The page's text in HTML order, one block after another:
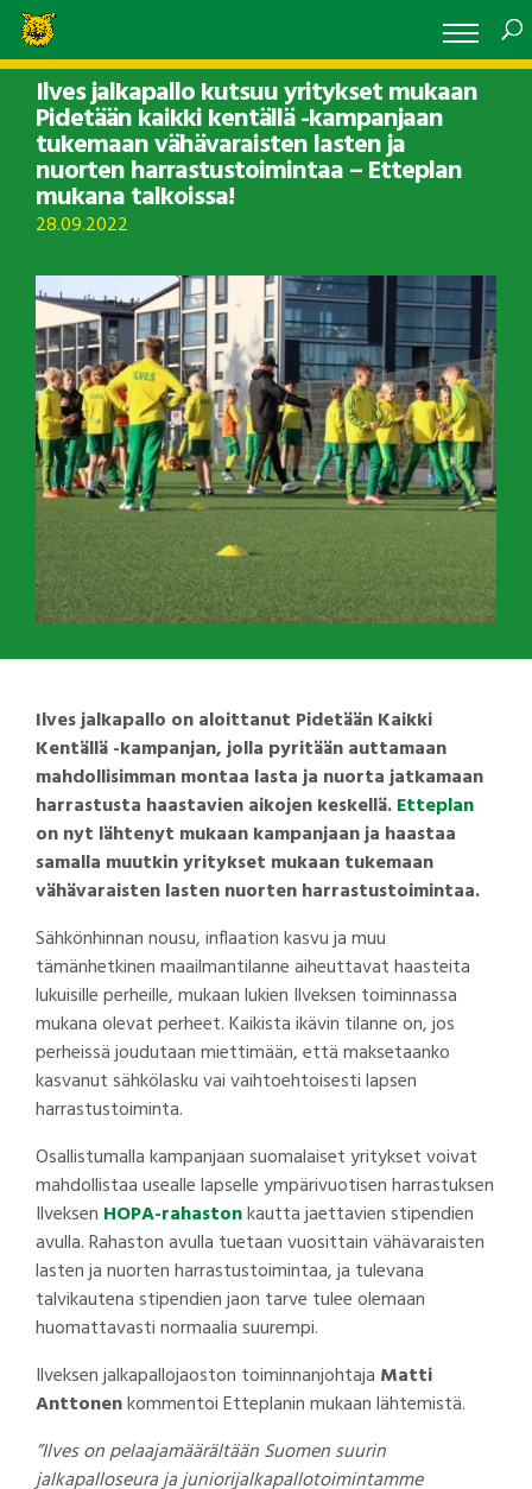
Ilves jalkapallo kutsuu yritykset mukaan
Pidetään kaikki kentällä -kampanjaan
tukemaan vähävaraisten lasten ja
nuorten harrastustoimintaa – Etteplan
mukana talkoissa!
28.09.2022
Ilves jalkapallo on aloittanut Pidetään Kaikki
Kentällä -kampanjan, jolla pyritään auttamaan
mahdollisimman montaa lasta ja nuorta jatkamaan
harrastusta haastavien aikojen keskellä.Etteplan
on nyt lähtenyt mukaan kampanjaan ja haastaa
samalla muutkin yritykset mukaan tukemaan
vähävaraisten lasten nuorten harrastustoimintaa.
Sähkönhinnan nousu, inflaation kasvu ja muu
tämänhetkinen maailmantilanne aiheuttavat haasteita
lukuisille perheille, mukaan lukien Ilveksen toiminnassa
mukana olevat perheet. Kaikista ikävin tilanne on, jos
perheissä joudutaan miettimään, että maksetaanko
kasvanut sähkölasku vai vaihtoehtoisesti lapsen
harrastustoiminta.
Osallistumalla kampanjaan suomalaiset yritykset voivat
mahdollistaa usealle lapselle ympärivuotisen harrastuksen
Ilveksen HOPA-rahastonkautta jaettavien stipendien
avulla. Rahaston avulla tuetaan vuosittain vähävaraisten
lasten ja nuorten harrastustoimintaa, ja tulevana
talvikautena stipendien jaon tarve tulee olemaan
huomattavasti normaalia suurempi.
Ilveksen jalkapallojaoston toiminnanjohtaja Matti
Anttonenkommentoi Etteplanin mukaan lähtemistä.
”Ilves on pelaajamäärältään Suomen suurin
jalkapalloseura ja juniorijalkapallotoimintamme